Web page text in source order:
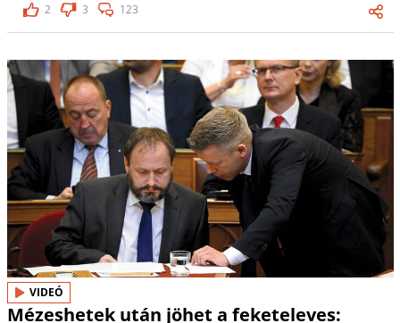
2
3 123
VIDEÓ
Mézeshetek után jöhet a feketeleves: